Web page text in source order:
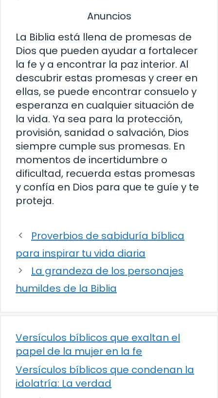
Anuncios
La Biblia está llena de promesas de
Dios que pueden ayudar a fortalecer
la fe y a encontrar la paz interior. Al
descubrir estas promesas y creer en
ellas, se puede encontrar consuelo y
esperanza en cualquier situación de
la vida. Ya sea para la protección,
provisión, sanidad o salvación, Dios
siempre cumple sus promesas. En
momentos de incertidumbre o
dificultad, recuerda estas promesas
y confía en Dios para que te guíe y te
proteja.
Proverbios de sabiduría bíblica
para inspirar tu vida diaria
La grandeza de los personajes
humildes de la Biblia
Versículos bíblicos que exaltan el
papel de la mujer en la fe
Versículos bíblicos que condenan la
idolatría: La verdad